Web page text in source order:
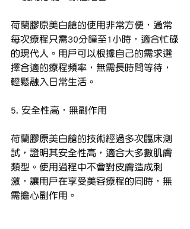
荷蘭膠原美白艙的使用非常方便，通常
每次療程只需30分鐘至1小時，適合忙碌
的現代人。用戶可以根據自己的需求選
擇合適的療程頻率，無需長時間等待，
輕鬆融入日常生活。
5. 安全性高，無副作用
荷蘭膠原美白艙的技術經過多次臨床測
試，證明其安全性高，適合大多數肌膚
類型。使用過程中不會對皮膚造成刺
激，讓用戶在享受美容療程的同時，無
需擔心副作用。